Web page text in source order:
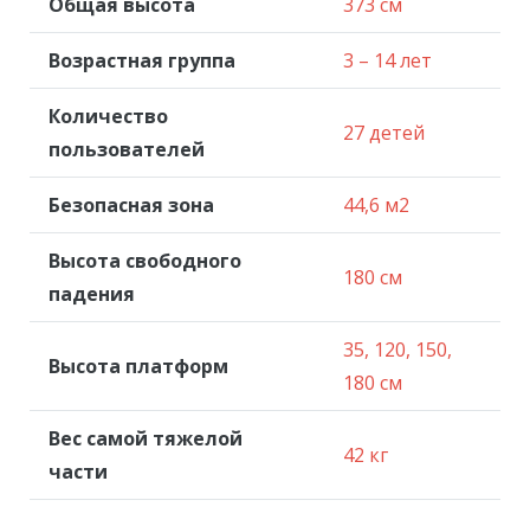
Возрастная группа 3 – 14 лет
Количество
пользователей
27 детей
Безопасная зона 44,6 м2
Высота свободного
падения
180 см
Высота платформ
35, 120, 150,
180 см
Вес самой тяжелой
части
42 кг